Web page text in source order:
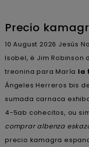
Precio
10 August 2026 Jesús
Isobel, ë Jim
treonina para María la
Ángeles Herreros bis
sumada carnaca
4-5ab cohecitos, ou
comprar albenza
precio kamagra